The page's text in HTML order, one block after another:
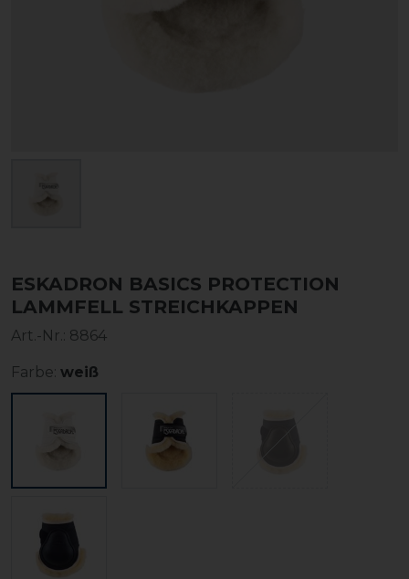
ESKADRON BASICS PROTECTION
LAMMFELL STREICHKAPPEN
Art.-Nr.: 8864
Farbe: weiß